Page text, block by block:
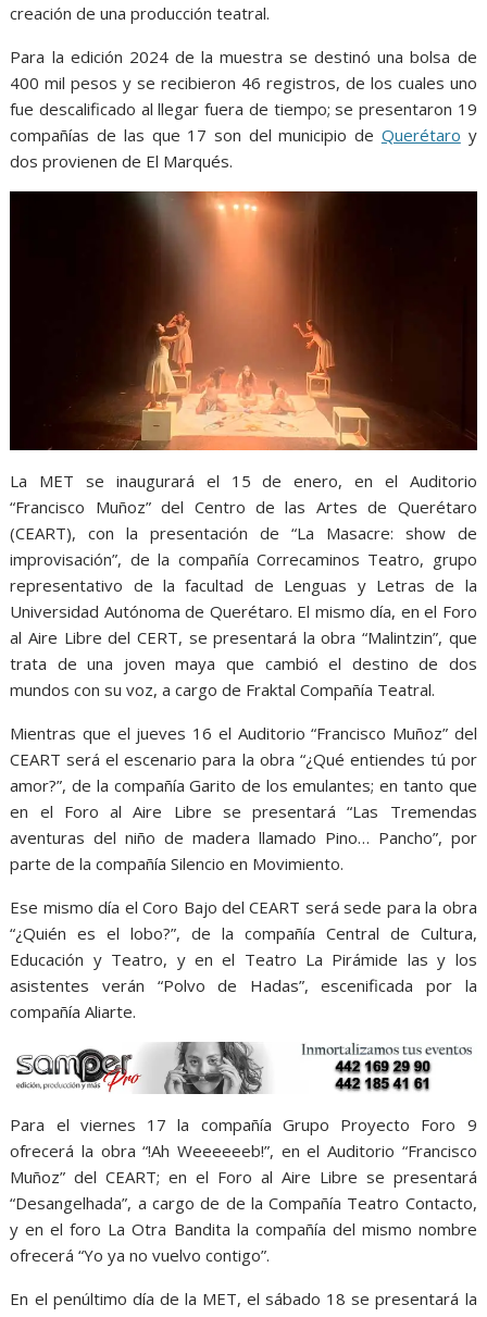
creación de una producción teatral.
Para la edición 2024 de la muestra se destinó una bolsa de
400 mil pesos y se recibieron 46 registros, de los cuales uno
fue descalificado al llegar fuera de tiempo; se presentaron 19
compañías de las que 17 son del municipio de Querétaro y
dos provienen de El Marqués.
La MET se inaugurará el 15 de enero, en el Auditorio
“Francisco Muñoz” del Centro de las Artes de Querétaro
(CEART), con la presentación de “La Masacre: show de
improvisación”, de la compañía Correcaminos Teatro, grupo
representativo de la facultad de Lenguas y Letras de la
Universidad Autónoma de Querétaro. El mismo día, en el Foro
al Aire Libre del CERT, se presentará la obra “Malintzin”, que
trata de una joven maya que cambió el destino de dos
mundos con su voz, a cargo de Fraktal Compañía Teatral.
Mientras que el jueves 16 el Auditorio “Francisco Muñoz” del
CEART será el escenario para la obra “¿Qué entiendes tú por
amor?”, de la compañía Garito de los emulantes; en tanto que
en el Foro al Aire Libre se presentará “Las Tremendas
aventuras del niño de madera llamado Pino… Pancho”, por
parte de la compañía Silencio en Movimiento.
Ese mismo día el Coro Bajo del CEART será sede para la obra
“¿Quién es el lobo?”, de la compañía Central de Cultura,
Educación y Teatro, y en el Teatro La Pirámide las y los
asistentes verán “Polvo de Hadas”, escenificada por la
compañía Aliarte.
Para el viernes 17 la compañía Grupo Proyecto Foro 9
ofrecerá la obra “!Ah Weeeeeeb!”, en el Auditorio “Francisco
Muñoz” del CEART; en el Foro al Aire Libre se presentará
“Desangelhada”, a cargo de de la Compañía Teatro Contacto,
y en el foro La Otra Bandita la compañía del mismo nombre
ofrecerá “Yo ya no vuelvo contigo”.
En el penúltimo día de la MET, el sábado 18 se presentará la